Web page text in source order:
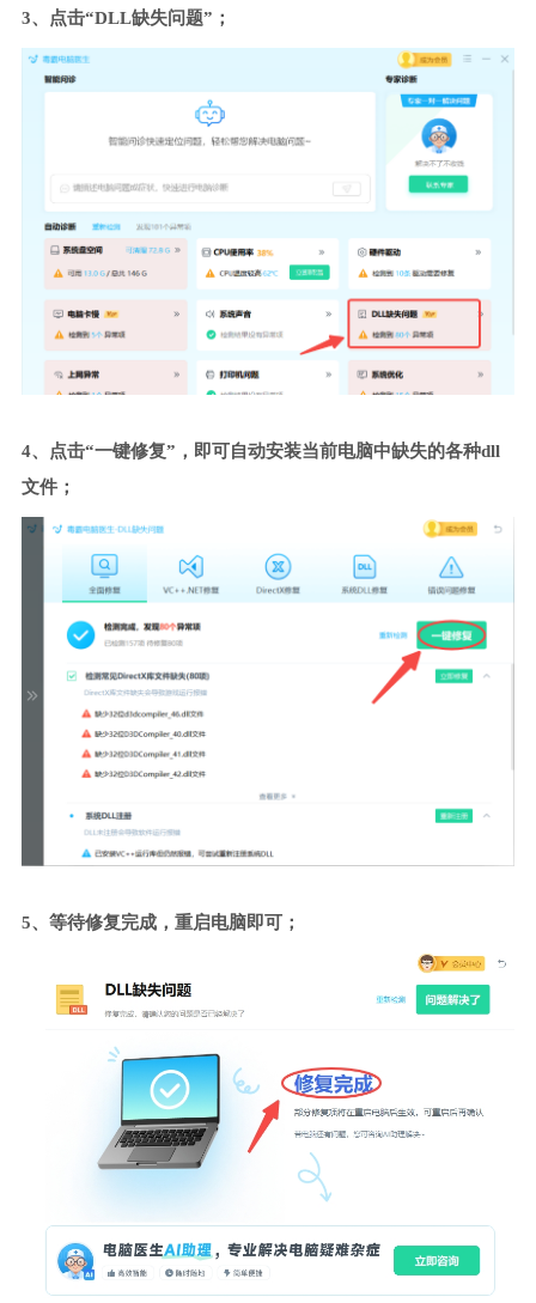
3、点击“DLL缺失问题”；
4、点击“一键修复”，即可自动安装当前电脑中缺失的各种dll
文件；
5、等待修复完成，重启电脑即可；